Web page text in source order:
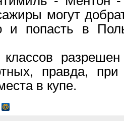
могут
и попасть в
правда, при
в купе.